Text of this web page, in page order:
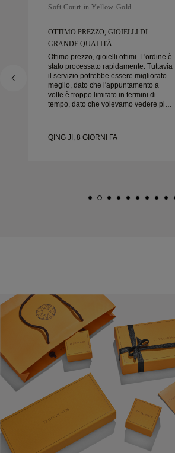
Soft Court in Yellow Gold
OTTIMO PREZZO, GIOIELLI DI
GRANDE QUALITÀ
Ottimo prezzo, gioielli ottimi. L'ordine è
stato processato rapidamente. Tuttavia
il servizio potrebbe essere migliorato
meglio, dato che l'appuntamento a
volte è troppo limitato in termini di
tempo, dato che volevamo vedere più
gioielli di buona qualità. Moglie è
QING JI, 8 GIORNI FA